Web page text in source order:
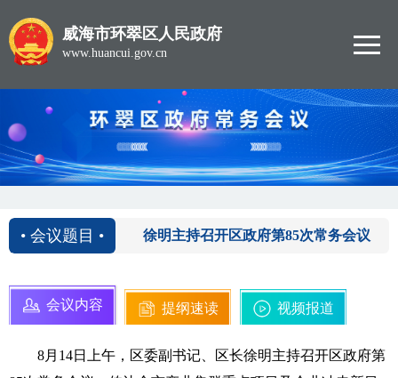
威海市环翠区人民政府
www.huancui.gov.cn
• 会议题目 • 徐明主持召开区政府第85次常务会议
会议内容 提纲速读 视频报道
8月14日上午，区委副书记、区长徐明主持召开区政府第